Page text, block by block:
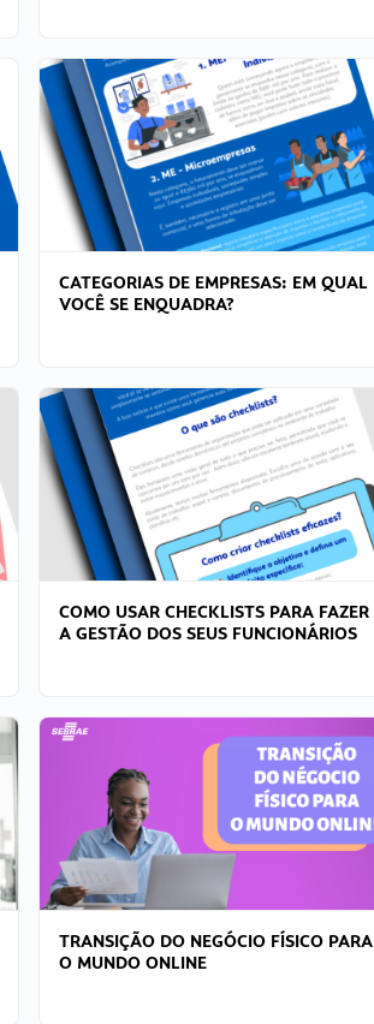
CATEGORIAS DE EMPRESAS: EM QUAL
VOCÊ SE ENQUADRA?
COMO USAR CHECKLISTS PARA FAZER
A GESTÃO DOS SEUS FUNCIONÁRIOS
TRANSIÇÃO DO NEGÓCIO FÍSICO PARA
O MUNDO ONLINE